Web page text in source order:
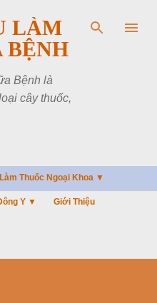
dung chính
LÀM
BỆNH
Bệnh là
cây thuốc,
Làm Thuốc Ngoại Khoa ▼
Y ▼ Giới Thiệu